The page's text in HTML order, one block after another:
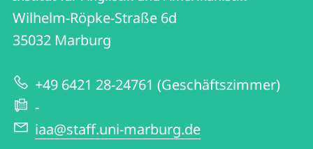
und
Informationen
zur
Website
Institut
für
Anglistik
und
Amerikanistik
Wilhelm-Röpke-Straße 6d
35032 Marburg
+49 6421 28-24761 (Geschäftszimmer)
-
iaa@staff.uni-marburg.de